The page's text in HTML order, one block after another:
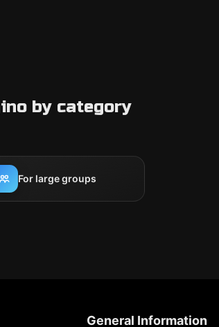
by category
For large groups
General Information